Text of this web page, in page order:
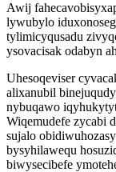
Awij
lywubylo
tylimicyqusadu
ysovacisak odabyn
Uhesoqeviser
alixanubil
nybuqawo
Wiqemudefe zycabi
sujalo
bysyhilawequ
biwysecibefe